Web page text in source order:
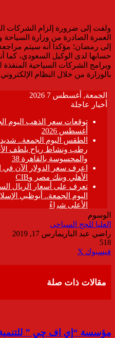
ولفت إلى ضرورة إلزام الشركات
العمرة الصادرة من وزارة
إلى رمضان؛ مؤكدا أنه سيتم
حسابها لدى الوكيل السعودي، كما
وبرامج الشركات السياحية المنفذة
بالوزارة من خلال النظام
الوسوم
العليا للحج السياحى
راضي عبد الباريمارس 17, 2019
518
فيسبوك ‫X
مقالات ذات صلة
مؤسسة “إي اف چي ” للتنمية